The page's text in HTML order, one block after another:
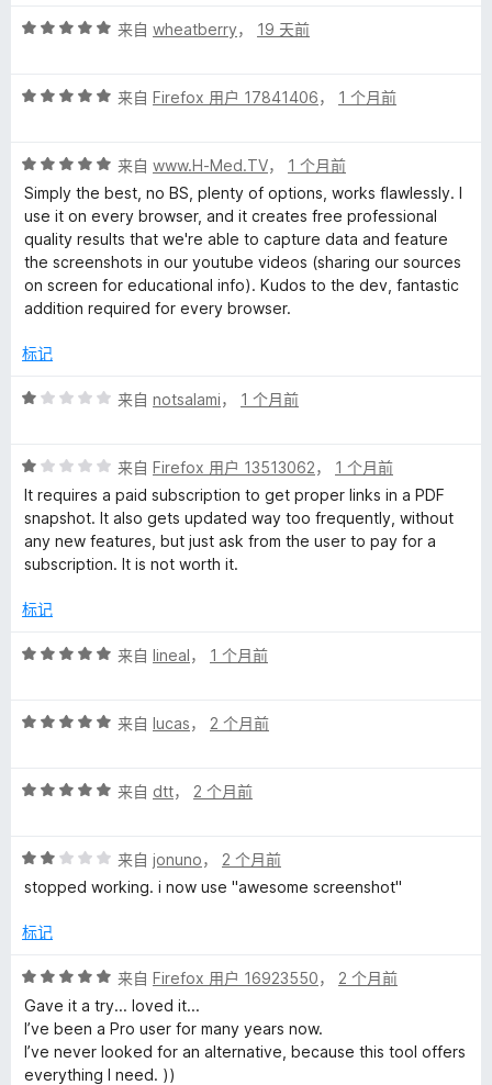
评
/
来自 wheatberry， 19 天前
评
/
5
来自 Firefox 用户 17841406， 1 个月前
评
分
5
/
5
来自 www.H-Med.TV， 1 个月前
Simply the best, no BS, plenty of options, works flawlessly. I
use it on every browser, and it creates free professional
quality results that we're able to capture data and feature
the screenshots in our youtube videos (sharing our sources
on screen for educational info). Kudos to the dev, fantastic
addition required for every browser.
标记
评
/
5
来自 notsalami， 1 个月前
评
分
1
/
5
来自 Firefox 用户 13513062， 1 个月前
It requires a paid subscription to get proper links in a PDF
snapshot. It also gets updated way too frequently, without
any new features, but just ask from the user to pay for a
subscription. It is not worth it.
标记
评
/
来自 lineal， 1 个月前
评
/
来自 lucas， 2 个月前
评
/
5
来自 dtt， 2 个月前
评
分
/
来自 jonuno， 2 个月前
stopped working. i now use "awesome screenshot"
标记
评
分
5
/
5
来自 Firefox 用户 16923550， 2 个月前
Gave it a try... loved it...
I’ve been a Pro user for many years now.
I’ve never looked for an alternative, because this tool offers
everything I need. ))